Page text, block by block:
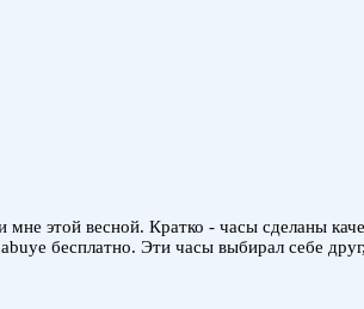
этой весной. Кратко - часы сделаны
бесплатно. Эти часы выбирал себе